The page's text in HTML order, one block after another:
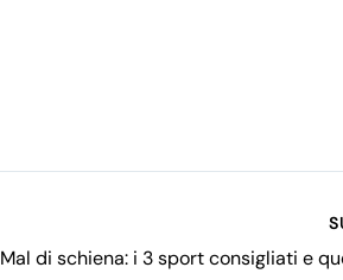
Mal di schiena: i 3 sport consigliati e